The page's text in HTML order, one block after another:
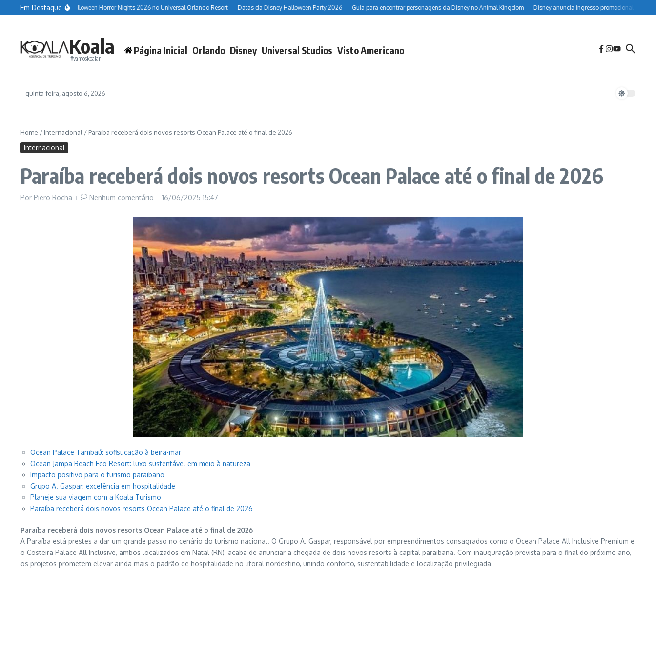
Ir para o conteúdo
Em Destaque
Guia completo do Halloween Horror Nights 2026 no Universal Orlando Resort Datas da Disney Halloween Party 2026 Guia para encontrar personagens da Disney no Animal Kingdom Disney anuncia ingresso promocional de 2
Koala
#vamoskoalar
Página Inicial Orlando Disney Universal Studios Visto Americano
quinta-feira, agosto 6, 2026
Home / Internacional / Paraíba receberá dois novos resorts Ocean Palace até o final de 2026
Internacional
Paraíba receberá dois novos resorts Ocean Palace até o final de 2026
Por Piero Rocha Nenhum comentário 16/06/2025 15:47
Ocean Palace Tambaú: sofisticação à beira-mar
Ocean Jampa Beach Eco Resort: luxo sustentável em meio à natureza
Impacto positivo para o turismo paraibano
Grupo A. Gaspar: excelência em hospitalidade
Planeje sua viagem com a Koala Turismo
Paraíba receberá dois novos resorts Ocean Palace até o final de 2026
Paraíba receberá dois novos resorts Ocean Palace até o final de 2026
A Paraíba está prestes a dar um grande passo no cenário do turismo nacional. O Grupo A. Gaspar, responsável por empreendimentos consagrados como o Ocean Palace All Inclusive Premium e
o Costeira Palace All Inclusive, ambos localizados em Natal (RN), acaba de anunciar a chegada de dois novos resorts à capital paraibana. Com inauguração prevista para o final do próximo ano,
os projetos prometem elevar ainda mais o padrão de hospitalidade no litoral nordestino, unindo conforto, sustentabilidade e localização privilegiada.